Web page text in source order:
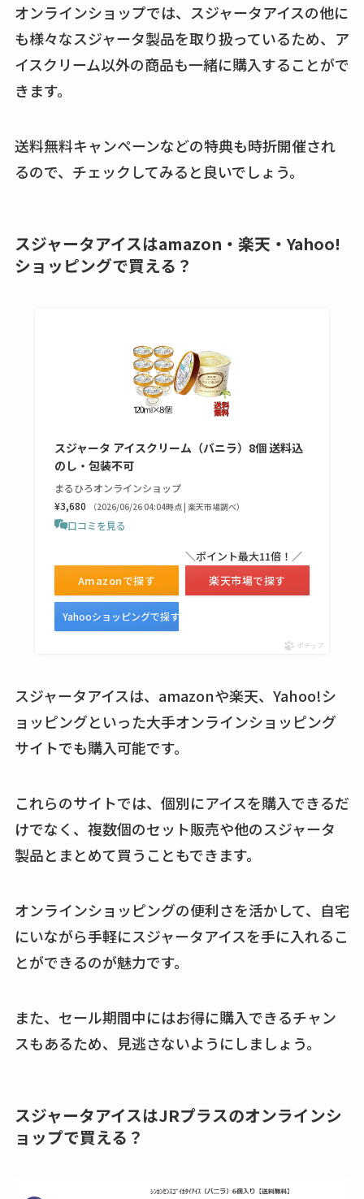
オンラインショップでは、スジャータアイスの他に
も様々なスジャータ製品を取り扱っているため、ア
イスクリーム以外の商品も一緒に購入することがで
きます。
送料無料キャンペーンなどの特典も時折開催され
るので、チェックしてみると良いでしょう。
スジャータアイスはamazon・楽天・Yahoo!
ショッピングで買える？
スジャータ アイスクリーム（バニラ）8個 送料込
のし・包装不可
まるひろオンラインショップ
¥3,680
（2026/06/26 04:04時点 | 楽天市場調べ）
口コミを見る
Amazonで探す
＼ポイント最大11倍！／
楽天市場で探す
Yahooショッピングで探す
ポチップ
スジャータアイスは、amazonや楽天、Yahoo!シ
ョッピングといった大手オンラインショッピング
サイトでも購入可能です。
これらのサイトでは、個別にアイスを購入できるだ
けでなく、複数個のセット販売や他のスジャータ
製品とまとめて買うこともできます。
オンラインショッピングの便利さを活かして、自宅
にいながら手軽にスジャータアイスを手に入れるこ
とができるのが魅力です。
また、セール期間中にはお得に購入できるチャン
スもあるため、見逃さないようにしましょう。
スジャータアイスはJRプラスのオンラインシ
ョップで買える？